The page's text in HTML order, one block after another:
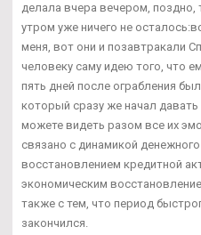
делала вчера вечером, поздно,
утром уже ничего не
меня, вот они и позавтракали
человеку саму идею того, что
пять дней после ограбления
который сразу же начал
можете видеть разом все их
связано с динамикой
восстановлением кредитной
экономическим
также с тем, что период
закончился.